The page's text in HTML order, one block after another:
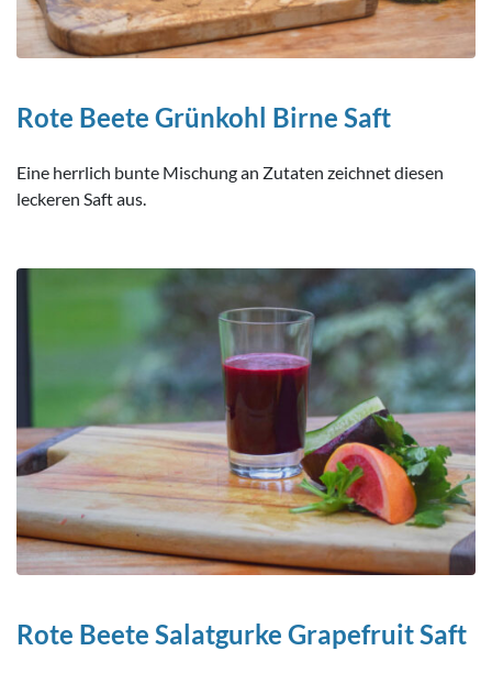
Rote Beete Grünkohl Birne Saft
Eine herrlich bunte Mischung an Zutaten zeichnet diesen
leckeren Saft aus.
Rote Beete Salatgurke Grapefruit Saft